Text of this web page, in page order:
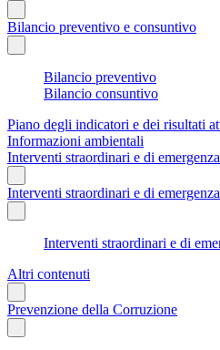
Bilancio preventivo e consuntivo
Bilancio preventivo
Bilancio consuntivo
Piano degli indicatori e dei risultati
Informazioni ambientali
Interventi straordinari e di emergenza
Interventi straordinari e di emergenza
Interventi straordinari e di
Altri contenuti
Prevenzione della Corruzione